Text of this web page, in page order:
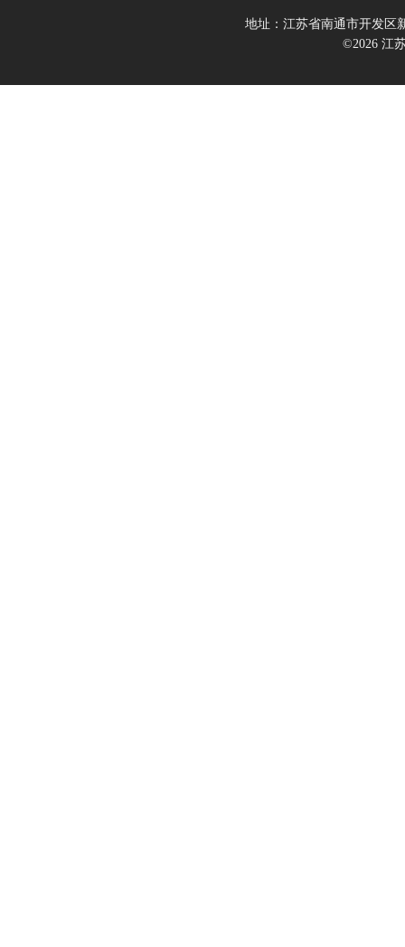
地址：江苏省南通市开发区
©2026 江